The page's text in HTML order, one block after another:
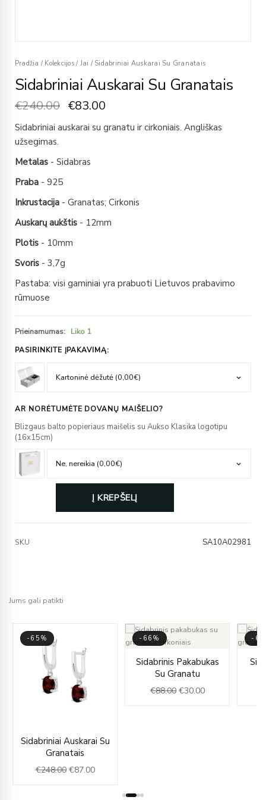
Pradžia / Kolekcijos / Jai /Sidabriniai Auskarai Su Granatais
Sidabriniai Auskarai Su Granatais
€240.00 €83.00
Sidabriniai auskarai su granatu ir cirkoniais. Angliškas
užsegimas.
Metalas - Sidabras
Praba - 925
Inkrustacija - Granatas; Cirkonis
Auskarų aukštis - 12mm
Plotis - 10mm
Svoris - 3,7g
Pastaba: visi gaminiai yra prabuoti Lietuvos prabavimo
rūmuose
Prieinamumas: Liko 1
PASIRINKITE ĮPAKAVIMĄ:
AR NORĖTUMĖTE DOVANŲ MAIŠELIO?
Blizgaus balto popieriaus maišelis su Aukso Klasika logotipu
(16x15cm)
Į KREPŠELĮ
SKU SA10A02981
Jums gali patikti
-65%
Sidabriniai Auskarai Su
Granatais
€248.00
price
was:
€248.00.
€87.00
price
€87.00.
-66%
Sidabrinis Pakabukas
Su Granatu
€88.00
price
was:
€88.00.
€30.00
price
€30.00.
-